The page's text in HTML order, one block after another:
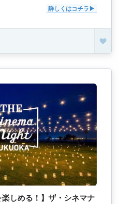
詳しくはコチラ
楽しめる！】ザ・シネマナ